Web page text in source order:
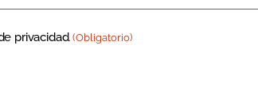
privacidad. (Obligatorio)